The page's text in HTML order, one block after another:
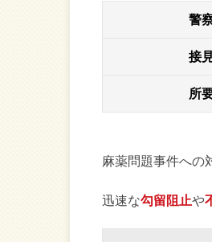
警
接
所
麻薬問題事件への
迅速な勾留阻止や